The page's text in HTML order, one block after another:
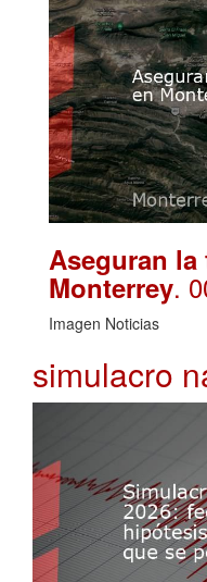
Aseguran
Monterrey.
Imagen Noticias
simulacro